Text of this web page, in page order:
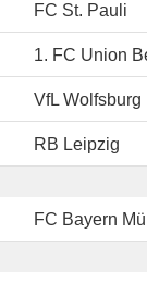
FC St. Pauli
1. FC Union
VfL Wolfsburg
RB Leipzig
FC Bayern